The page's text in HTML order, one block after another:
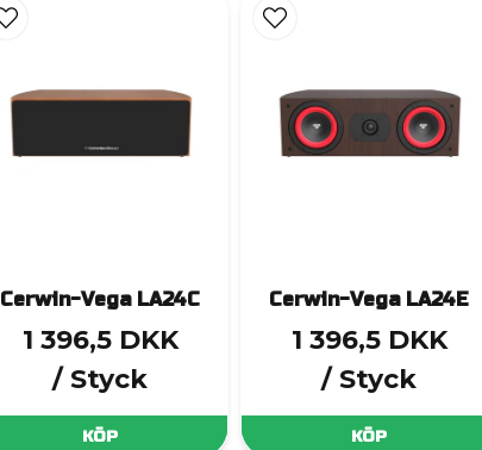
Cerwin-Vega LA24C
1 396,5 DKK
/ Styck
KÖP
Cerwin-Vega LA24E
1 396,5 DKK
/ Styck
KÖP